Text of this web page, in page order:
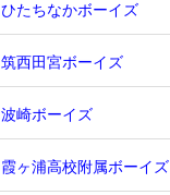
ひたちなかボーイズ
筑西田宮ボーイズ
波崎ボーイズ
霞ヶ浦高校附属ボーイズ